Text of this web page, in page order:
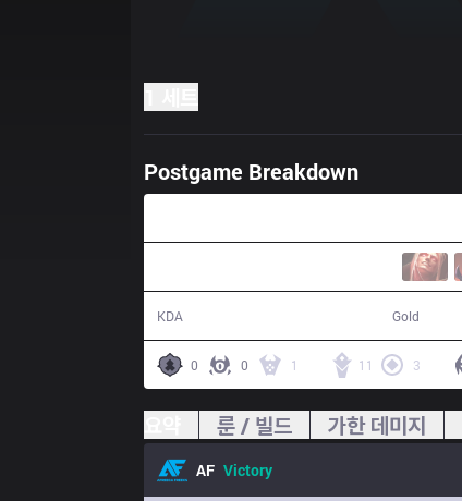
Postgame Breakdown
KDA Gold
0 0 1 11 3
룬 / 빌드 가한 데미지
AF Victory